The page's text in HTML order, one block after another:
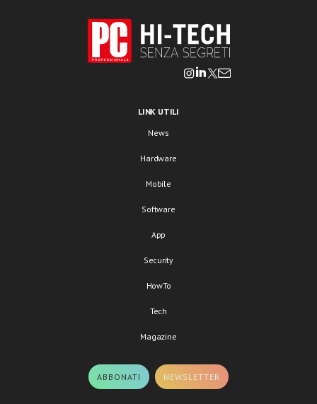
LINK UTILI
News
Hardware
Mobile
Software
App
Security
HowTo
Tech
Magazine
ABBONATI NEWSLETTER